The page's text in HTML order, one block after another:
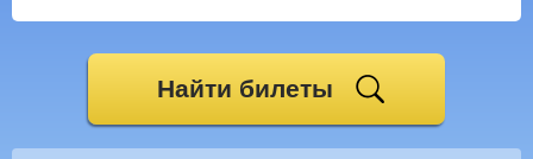
Найти билеты